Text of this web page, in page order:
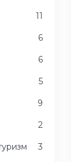
11
6
6
5
9
2
3